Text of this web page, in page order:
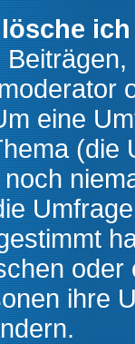
eine
(die
ihre